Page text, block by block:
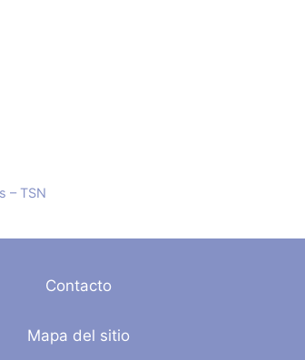
– TSN
Contacto
Mapa del sitio